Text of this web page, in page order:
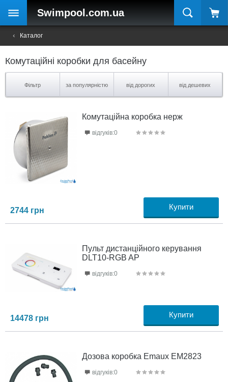
Swimpool .com.ua
Каталог
Комутаційні коробки для басейну
Фільтр за популярністю від дорогих від дешевих
Комутаційна коробка нерж
2744 грн Купити
відгуків:0
Пульт дистанційного керування
DLT10-RGB AP
14478 грн Купити
відгуків:0
Дозова коробка Emaux EM2823
відгуків:0